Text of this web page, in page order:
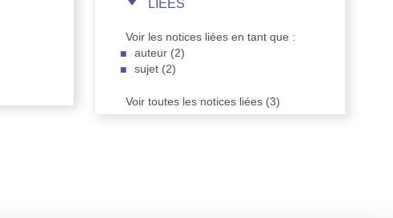
LIÉES
Voir les notices liées en tant que :
auteur (2)
sujet (2)
Voir toutes les notices liées (3)